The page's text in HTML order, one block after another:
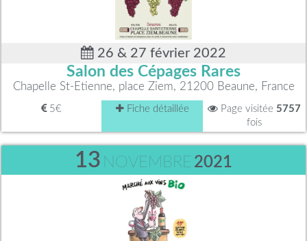
26 & 27 février 2022
Salon des Cépages Rares
Chapelle St-Etienne, place Ziem, 21200 Beaune, France
5€ Fiche détaillée Page visitée 5757
fois
13 NOVEMBRE 2021